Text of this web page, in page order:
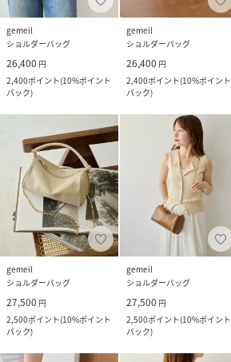
gemeil
ショルダーバッグ
26,400 円
2,400ポイント(10%ポイント
バック)
gemeil
ショルダーバッグ
26,400 円
2,400ポイント(10%ポイント
バック)
gemeil
ショルダーバッグ
27,500 円
2,500ポイント(10%ポイント
バック)
gemeil
ショルダーバッグ
27,500 円
2,500ポイント(10%ポイント
バック)